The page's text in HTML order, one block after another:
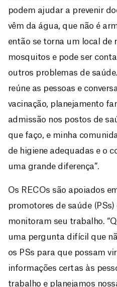
podem ajudar a prevenir
vêm da água, que não é
então se torna um local de
mosquitos e pode ser
outros problemas de
reúne as pessoas e
vacinação, planejamento
admissão nos postos de
que faço, e minha
de higiene adequadas e o
uma grande diferença”.
Os RECOs são apoiados
promotores de saúde
monitoram seu trabalho.
uma pergunta difícil que
os PSs para que possam
informações certas às
trabalho e planejamos